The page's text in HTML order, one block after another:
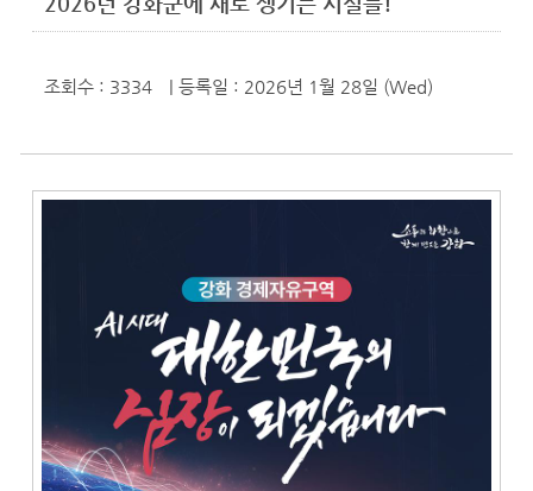
조회수 : 3334 | 등록일 : 2026년 1월 28일 (Wed)